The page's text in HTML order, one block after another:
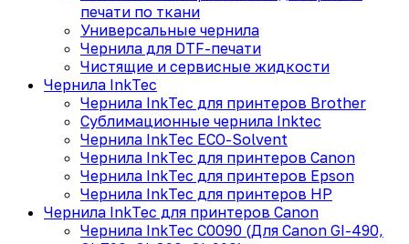
печати по ткани
Универсальные чернила
Чернила для DTF-печати
Чистящие и сервисные жидкости
Чернила InkTec
Чернила InkTec для принтеров Brother
Сублимационные чернила Inktec
Чернила InkTec ECO-Solvent
Чернила InkTec для принтеров Canon
Чернила InkTec для принтеров Epson
Чернила InkTec для принтеров HP
Чернила InkTec для принтеров Canon
Чернила InkTec C0090 (Для Canon GI-490,